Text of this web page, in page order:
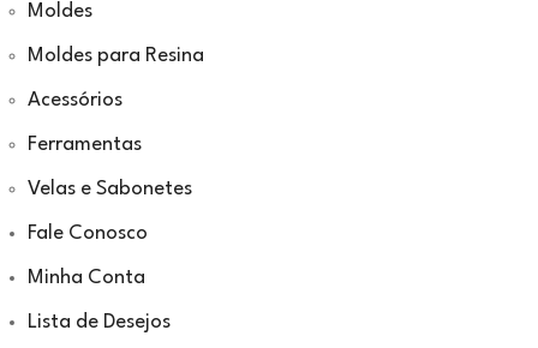
Moldes
Moldes para Resina
Acessórios
Ferramentas
Velas e Sabonetes
Fale Conosco
Minha Conta
Lista de Desejos